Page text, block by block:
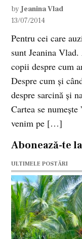
by Jeanina Vlad
13/07/2014
Pentru cei care
sunt Jeanina
copii despre cum
Despre cum și
despre sarcină și
Cartea se
venim pe […]
Abonează-te
ULTIMELE POSTĂRI